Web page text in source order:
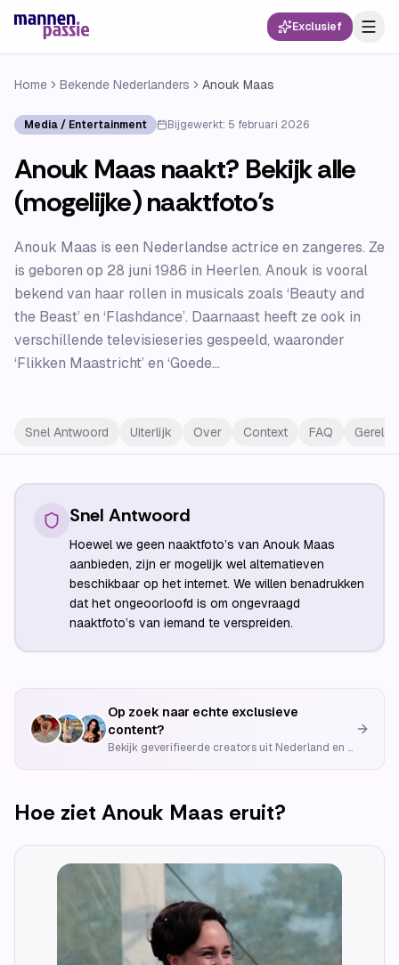
Exclusief
Home Bekende Nederlanders Anouk Maas
Media / Entertainment Bijgewerkt: 5 februari 2026
Anouk Maas naakt? Bekijk alle
(mogelijke) naaktfoto’s
Anouk Maas is een Nederlandse actrice en zangeres. Ze
is geboren op 28 juni 1986 in Heerlen. Anouk is vooral
bekend van haar rollen in musicals zoals ‘Beauty and
the Beast’ en ‘Flashdance’. Daarnaast heeft ze ook in
verschillende televisieseries gespeeld, waaronder
‘Flikken Maastricht’ en ‘Goede...
Snel Antwoord Uiterlijk Over Context FAQ
Snel Antwoord
Hoewel we geen naaktfoto’s van Anouk Maas
aanbieden, zijn er mogelijk wel alternatieven
beschikbaar op het internet. We willen benadrukken
dat het ongeoorloofd is om ongevraagd
naaktfoto’s van iemand te verspreiden.
Op zoek naar echte exclusieve
content?
Bekijk geverifieerde creators uit Nederland en België
Hoe ziet Anouk Maas eruit?